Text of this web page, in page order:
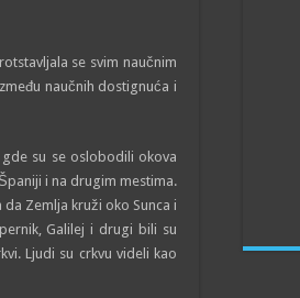
se svim naučnim
naučnih dostignuća i
gde su se oslobodili okova
i na drugim mestima.
Zemlja kruži oko Sunca i
Galilej i drugi bili su
Ljudi su crkvu videli kao